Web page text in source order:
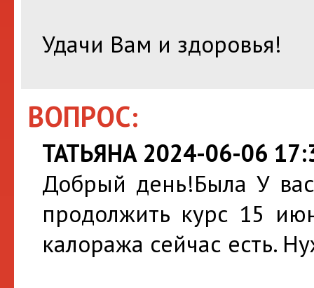
Удачи Вам и здоровья!
ВОПРОС:
ТАТЬЯНА 2024-06-06
Добрый день!Была У
продолжить курс 15
калоража сейчас есть.